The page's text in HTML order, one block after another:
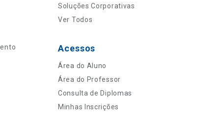
Soluções Corporativas
Ver Todos
Acessos
Área do Aluno
Área do Professor
Consulta de Diplomas
Minhas Inscrições